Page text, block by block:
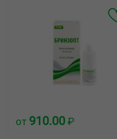
от 910.00 ₽